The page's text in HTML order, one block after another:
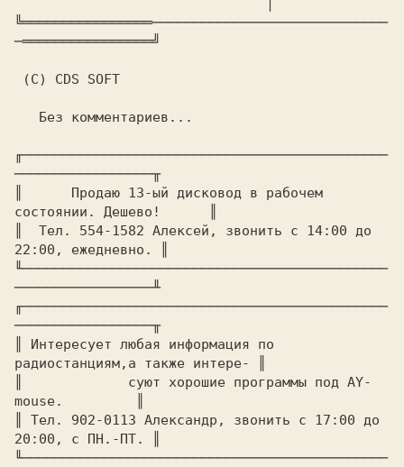
╚════════════════─────────────────────────────
─════════════════╝
╓─────────────────────────────────────────────
─────────────────╥
║      Продаю 13-ый дисковод в рабочем
состоянии. Дешево!      ║
║  Тел. 554-1582 Алексей, звонить с 14:00 до
22:00, ежедневно. ║
╙─────────────────────────────────────────────
─────────────────╨
╓─────────────────────────────────────────────
─────────────────╥
║ Интересует любая информация по
радиостанциям,а также интере- ║
mouse.	       ║
║ Тел. 902-0113 Александр, звонить с 17:00 до
20:00, с ПН.-ПТ. ║
╙─────────────────────────────────────────────